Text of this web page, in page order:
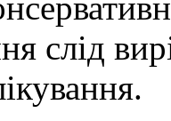
слід